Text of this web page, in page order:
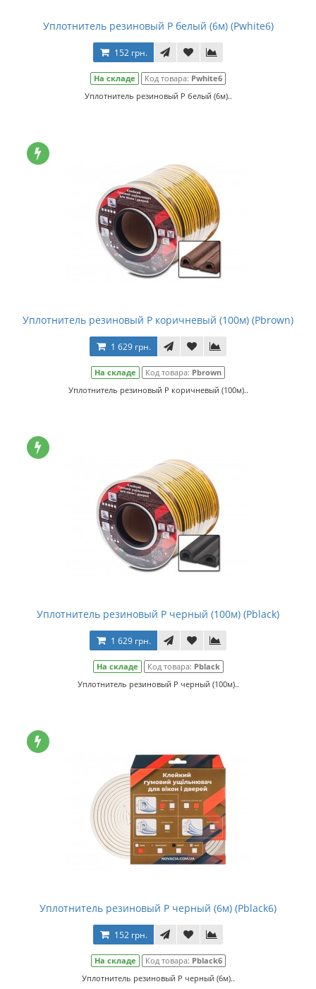
Уплотнитель резиновый Р белый (6м) (Рwhite6)
152 грн.
На складе Код товара: Рwhite6
Уплотнитель резиновый Р белый (6м)..
Уплотнитель резиновый Р коричневый (100м) (Pbrown)
1 629 грн.
На складе Код товара: Pbrown
Уплотнитель резиновый Р коричневый (100м)..
Уплотнитель резиновый Р черный (100м) (Pblack)
1 629 грн.
На складе Код товара: Pblack
Уплотнитель резиновый Р черный (100м)..
Уплотнитель резиновый Р черный (6м) (Рblack6)
152 грн.
На складе Код товара: Рblack6
Уплотнитель резиновый Р черный (6м)..